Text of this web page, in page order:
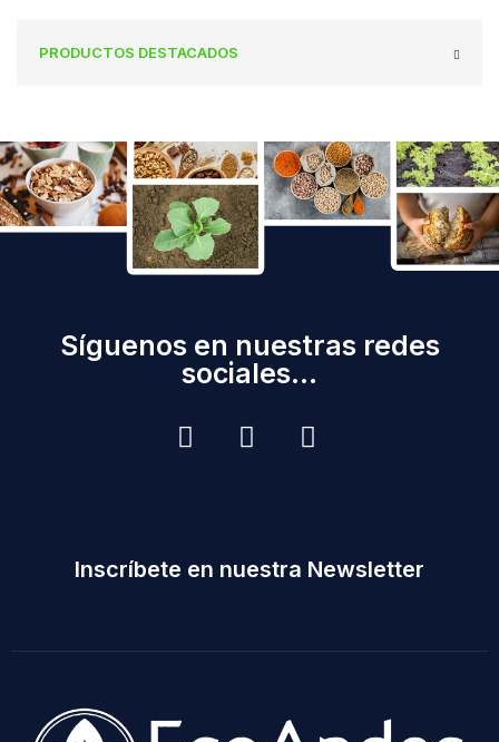
PRODUCTOS DESTACADOS
Síguenos en nuestras redes
sociales...
Inscríbete en nuestra Newsletter